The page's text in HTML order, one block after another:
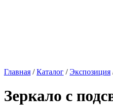
Главная /Каталог /Экспозиция
Зеркало с